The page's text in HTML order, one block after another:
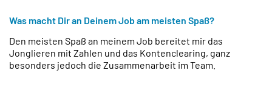
Was macht Dir an Deinem Job am meisten Spaß?
Den meisten Spaß an meinem Job bereitet mir das
Jonglieren mit Zahlen und das Kontenclearing, ganz
besonders jedoch die Zusammenarbeit im Team.